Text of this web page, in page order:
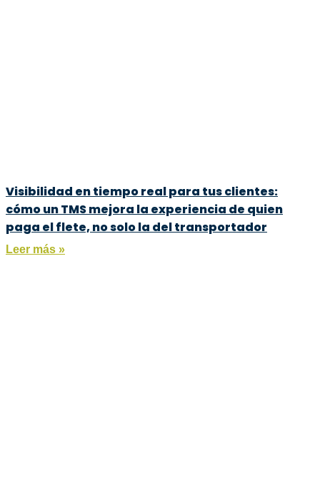
Visibilidad en tiempo real para tus clientes:
cómo un TMS mejora la experiencia de quien
paga el flete, no solo la del transportador
Leer más »